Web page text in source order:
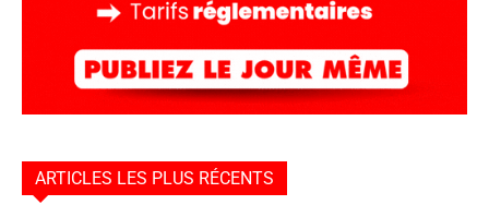
ARTICLES LES PLUS RÉCENTS